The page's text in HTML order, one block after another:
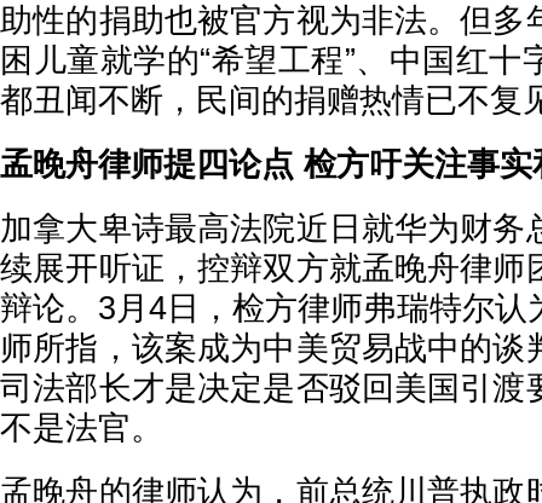
助性的捐助也被官方视为非法。但多
困儿童就学的“希望工程”、中国红
都丑闻不断，民间的捐赠热情已不复
孟晚舟律师提四论点 检方吁关注事实
加拿大卑诗最高法院近日就华为财务
续展开听证，控辩双方就孟晚舟律师
辩论。3月4日，检方律师弗瑞特尔认
师所指，该案成为中美贸易战中的谈
司法部长才是决定是否驳回美国引渡
不是法官。
孟晚舟的律师认为，前总统川普执政